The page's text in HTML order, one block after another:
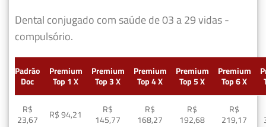
Dental conjugado com saúde de 03 a 29 vidas -
compulsório.
Padrão
Doc
Premium
Top 1 X
Premium
Top 3 X
Premium
Top 4 X
Premium
Top 5 X
Premium
Top 6 X
R$
23,67
R$ 94,21
R$
145,77
R$
168,27
R$
192,68
R$
219,17